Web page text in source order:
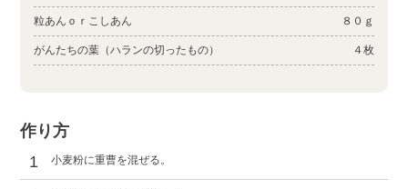
粒あんｏｒこしあん ８０ｇ
がんたちの葉（ハランの切ったもの） ４枚
作り方
1
小麦粉に重曹を混ぜる。